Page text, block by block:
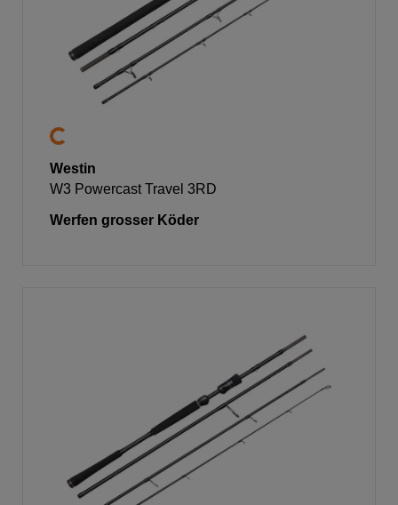
Westin
W3 Powercast Travel 3RD
Werfen grosser Köder